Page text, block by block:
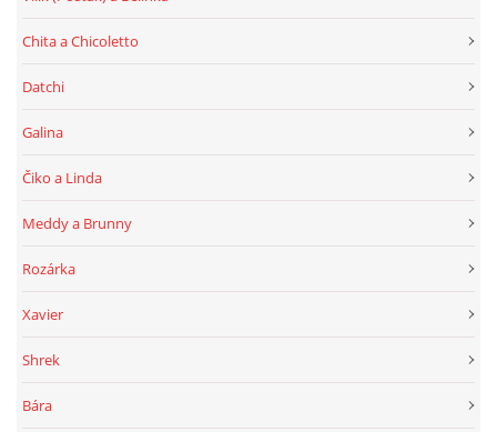
Chita a Chicoletto
Datchi
Galina
Čiko a Linda
Meddy a Brunny
Rozárka
Xavier
Shrek
Bára